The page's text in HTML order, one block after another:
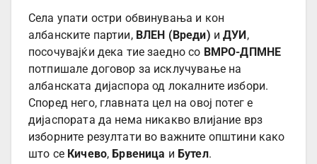
Села упати остри обвинувања и кон
албанските партии, ВЛЕН (Вреди) иДУИ ,
посочувајќи дека тие заедно со ВМРО-ДПМНЕ
потпишале договор за исклучување на
албанската дијаспора од локалните избори.
Според него, главната цел на овој потег е
дијаспората да нема никакво влијание врз
изборните резултати во важните општини како
што се Кичево, Брвеница и Бутел.